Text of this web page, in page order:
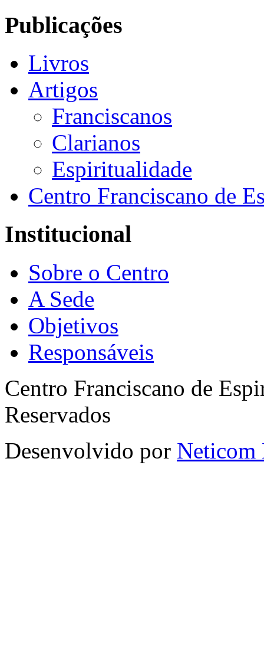
Publicações
Livros
Artigos
Franciscanos
Clarianos
Espiritualidade
Centro Franciscano de
Institucional
Sobre o Centro
A Sede
Objetivos
Responsáveis
Centro Franciscano de
Reservados
Desenvolvido por Neticom